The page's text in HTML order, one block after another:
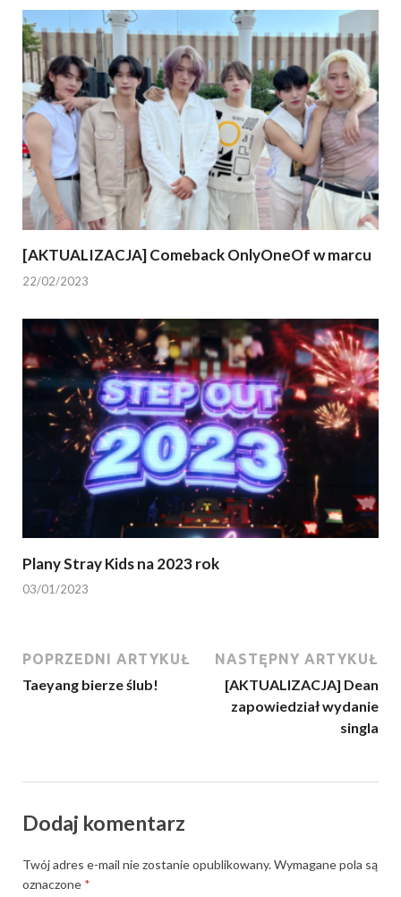
[AKTUALIZACJA] Comeback OnlyOneOf w marcu
22/02/2023
Plany Stray Kids na 2023 rok
03/01/2023
POPRZEDNI ARTYKUŁ
Taeyang bierze ślub!
NASTĘPNY ARTYKUŁ
[AKTUALIZACJA] Dean
zapowiedział wydanie
singla
Dodaj komentarz
Twój adres e-mail nie zostanie opublikowany.Wymagane pola są
oznaczone *